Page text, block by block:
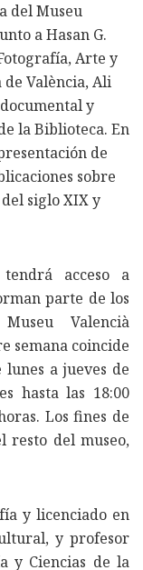
del Museu
a Hasan G.
Arte y
València, Ali
y
la Biblioteca. En
de
sobre
siglo XIX y
acceso a
parte de los
Valencià
semana coincide
a jueves de
hasta las 18:00
Los fines de
resto del museo,
y licenciado en
y profesor
y Ciencias de la